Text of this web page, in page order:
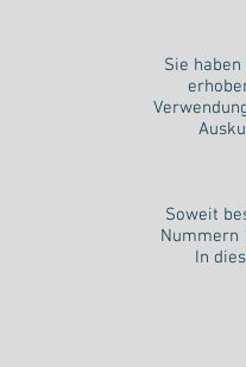
Sie
Soweit
Nummern
In